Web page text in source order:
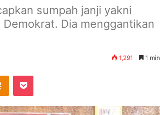
sumpah janji yakni
Dia menggantikan
1,291 1